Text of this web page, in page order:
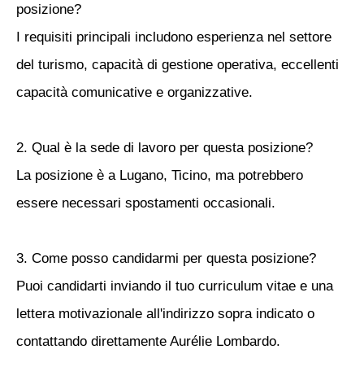
posizione?
I requisiti principali includono esperienza nel settore
del turismo, capacità di gestione operativa, eccellenti
capacità comunicative e organizzative.
2. Qual è la sede di lavoro per questa posizione?
La posizione è a Lugano, Ticino, ma potrebbero
essere necessari spostamenti occasionali.
3. Come posso candidarmi per questa posizione?
Puoi candidarti inviando il tuo curriculum vitae e una
lettera motivazionale all'indirizzo sopra indicato o
contattando direttamente Aurélie Lombardo.